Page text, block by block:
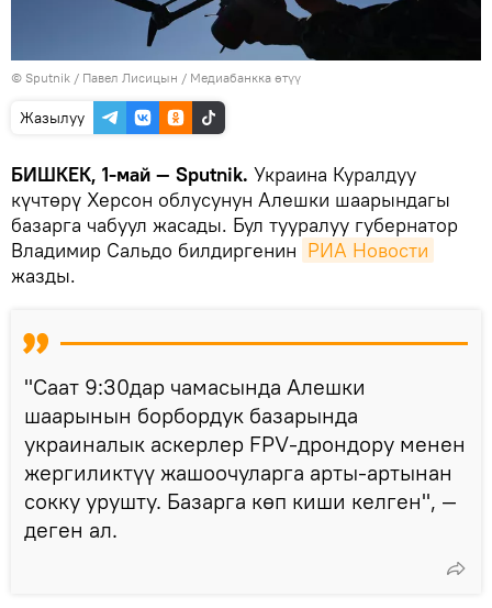
© Sputnik / Павел Лисицын / Медиабанкка өтүү
Жазылуу
БИШКЕК, 1-май — Sputnik. Украина Куралдуу
күчтөрү Херсон облусунун Алешки шаарындагы
базарга чабуул жасады. Бул тууралуу губернатор
Владимир Сальдо билдиргенин РИА Новости
жазды.
"Саат 9:30дар чамасында Алешки
шаарынын борбордук базарында
украиналык аскерлер FPV-дрондору менен
жергиликтүү жашоочуларга арты-артынан
сокку урушту. Базарга көп киши келген", —
деген ал.